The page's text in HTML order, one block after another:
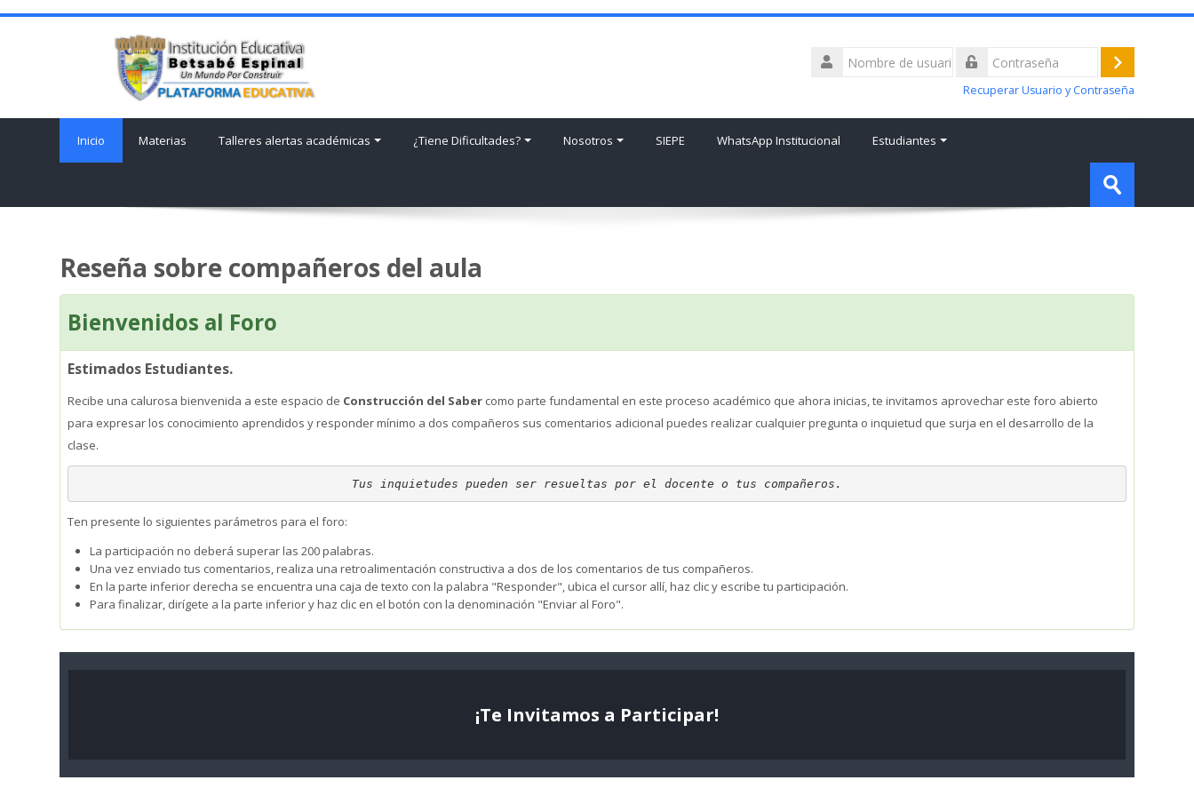
Nombre
de
Acceder
Recuperar Usuario y Contraseña
Inicio Materias Talleres alertas académicas ¿Tiene Dificultades? Nosotros SIEPE WhatsApp Institucional Estudiantes
Enviar
Reseña sobre compañeros del aula
Bienvenidos al Foro
Estimados Estudiantes.
Recibe una calurosa bienvenida a este espacio de Construcción del Saber como parte fundamental en este proceso académico que ahora inicias, te invitamos aprovechar este foro abierto
para expresar los conocimiento aprendidos y responder mínimo a dos compañeros sus comentarios adicional puedes realizar cualquier pregunta o inquietud que surja en el desarrollo de la
clase.
Tus inquietudes pueden ser resueltas por el docente o tus compañeros.
Ten presente lo siguientes parámetros para el foro:
La participación no deberá superar las 200 palabras.
Una vez enviado tus comentarios, realiza una retroalimentación constructiva a dos de los comentarios de tus compañeros.
En la parte inferior derecha se encuentra una caja de texto con la palabra "Responder", ubica el cursor allí, haz clic y escribe tu participación.
Para finalizar, dirígete a la parte inferior y haz clic en el botón con la denominación "Enviar al Foro".
¡Te Invitamos a Participar!